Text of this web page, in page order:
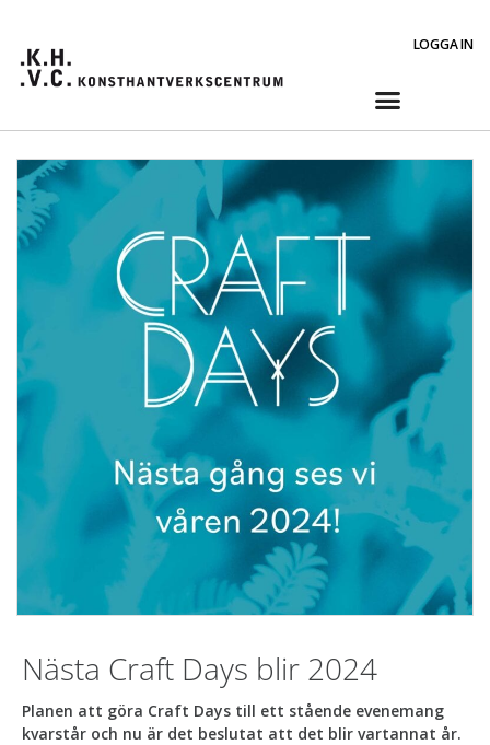
LOGGA IN
Nästa Craft Days blir 2024
Planen att göra Craft Days till ett stående evenemang
kvarstår och nu är det beslutat att det blir vartannat år.